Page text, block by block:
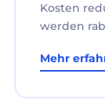
Kosten
werden
Mehr